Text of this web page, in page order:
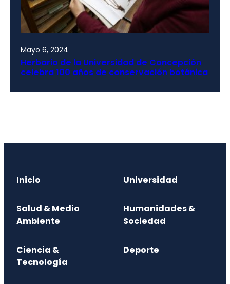
Mayo 6, 2024
Herbario de la Universidad de Concepción
celebra 100 años de conservación botánica
Inicio Universidad
Salud & Medio
Ambiente
Humanidades &
Sociedad
Ciencia &
Tecnología
Deporte